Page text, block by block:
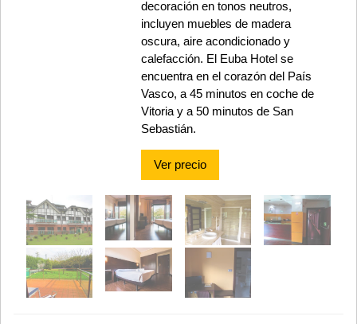
decoración en tonos neutros,
incluyen muebles de madera
oscura, aire acondicionado y
calefacción. El Euba Hotel se
encuentra en el corazón del País
Vasco, a 45 minutos en coche de
Vitoria y a 50 minutos de San
Sebastián.
Ver precio